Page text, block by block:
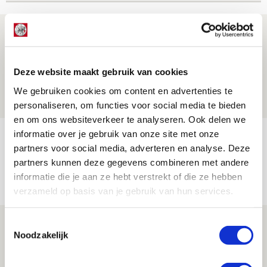
Deze website maakt gebruik van cookies
We gebruiken cookies om content en advertenties te
personaliseren, om functies voor social media te bieden
en om ons websiteverkeer te analyseren. Ook delen we
informatie over je gebruik van onze site met onze
partners voor social media, adverteren en analyse. Deze
partners kunnen deze gegevens combineren met andere
informatie die je aan ze hebt verstrekt of die ze hebben
verzameld op basis van je gebruik van hun services.
Noodzakelijk
Míchel geeft blessure-update en
spreekt over Godts, Baas en
aanwinsten
Volop enthousiasme in fotoverslag van
Europees treffen met Shelbourne
07 AUGUSTUS 2026 - 09:00
FOTOVERSLAG
Míchel niet blij met resultaat en spel
na rust: ‘De focus nam af’